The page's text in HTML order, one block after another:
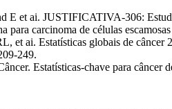
E et ai. JUSTIFICATIVA-306:
para carcinoma de células
et ai. Estatísticas globais de
249.
Estatísticas-chave para câncer